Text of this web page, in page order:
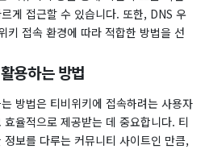
게 접근할 수 있습니다. 또한, DNS 우
키 접속 환경에 따라 적합한 방법을 선
용하는 방법
방법은 티비위키에 접속하려는 사용자
율적으로 제공받는 데 중요합니다. 티
보를 다루는 커뮤니티 사이트인 만큼,